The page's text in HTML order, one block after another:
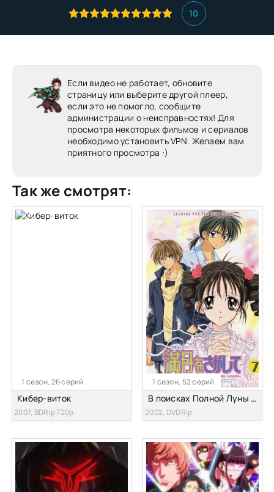
10
Если видео не работает, обновите
страницу или выберите другой плеер,
если это не помогло, сообщите
администрации о неисправностях! Для
просмотра некоторых фильмов и сериалов
необходимо установить VPN. Желаем вам
приятного просмотра :)
Так же смотрят:
1 сезон, 26 серий
Кибер-виток
2007, BDRip 720p
1 сезон, 52 серий
В поисках Полной Луны [ТВ]
2002, DVDRip